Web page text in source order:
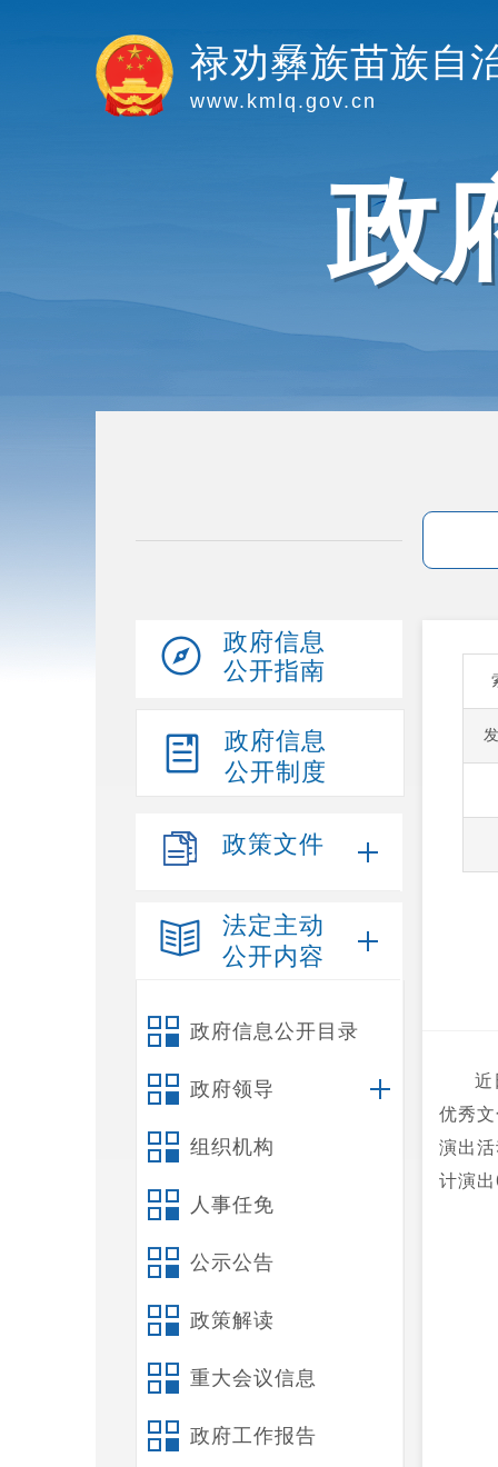
禄劝彝族苗族自
www.kmlq.gov.cn
政
政府信息
公开指南
政府信息
公开制度
政策文件
法定主动
公开内容
政府信息公开目录
政府领导
组织机构
人事任免
公示公告
政策解读
重大会议信息
政府工作报告
近
优秀
演出
计演